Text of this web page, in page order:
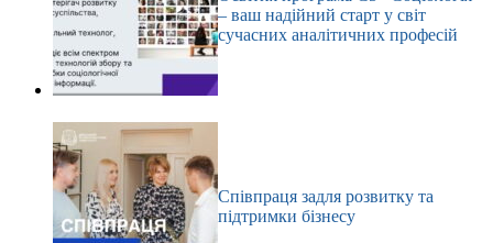
– ваш надійний старт у світ
сучасних аналітичних професій
Співпраця задля розвитку та
підтримки бізнесу